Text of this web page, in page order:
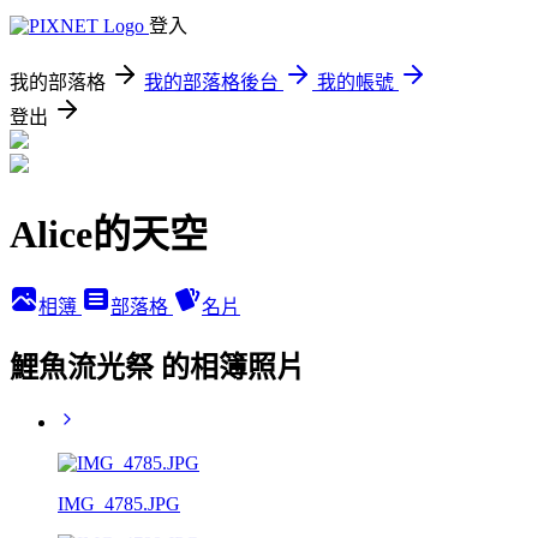
登入
我的部落格 我的部落格後台
我的帳號
登出
Alice的天空
相簿 部落格 名片
鯉魚流光祭 的相簿照片
IMG_4785.JPG